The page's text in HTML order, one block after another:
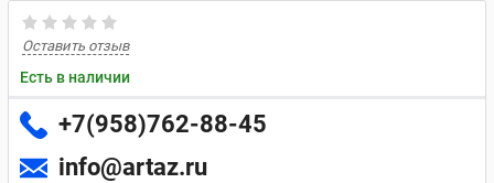
Оставить отзыв
Есть в наличии
+7(958)762-88-45
info@artaz.ru